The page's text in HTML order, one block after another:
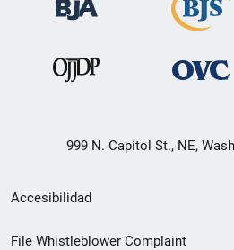
999 N. Capitol St., NE,
Menú
de
Accesibilidad
File Whistleblower Complaint